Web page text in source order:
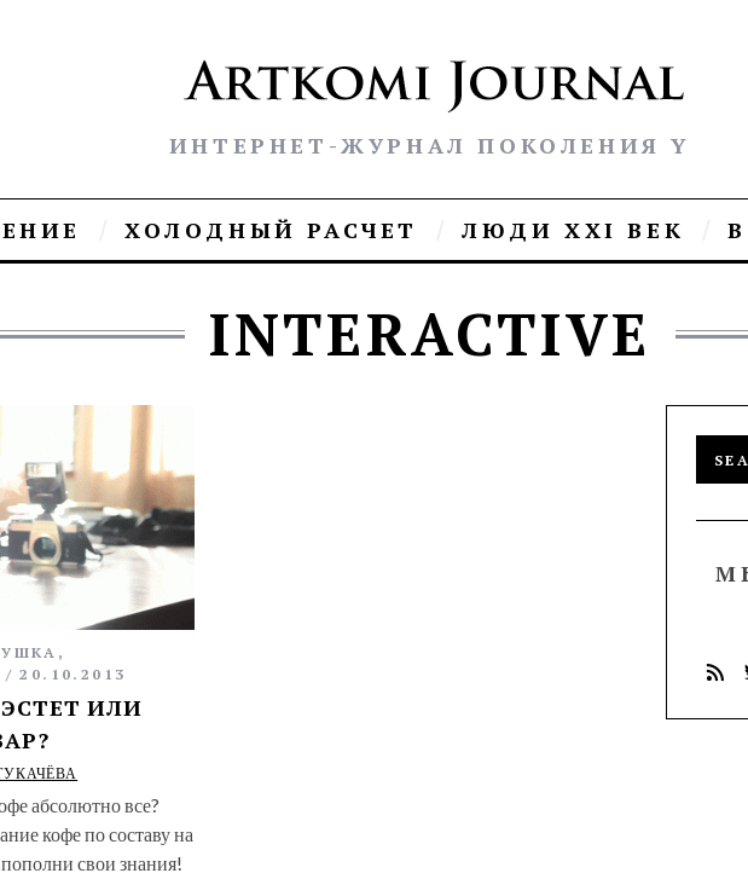
ИНТЕРНЕТ-ЖУРНАЛ ПОКОЛЕНИЯ Y
ХОЛОДНЫЙ РАСЧЕТ ЛЮДИ XXI ВЕК
INTERACTIVE
,
20.10.2013
ИЛИ
абсолютно все?
кофе по составу на
свои знания!